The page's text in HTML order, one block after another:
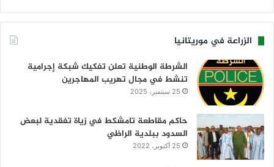
الزراعة في موريتانيا
الشرطة الوطنية تعلن تفكيك شبكة إجرامية
تنشط في مجال تهريب المهاجرين
25 سبتمبر، 2025
حاكم مقاطعة تامشكط في زياة تفقدية لبعض
السدود ببلدية الراظي
25 أكتوبر، 2022